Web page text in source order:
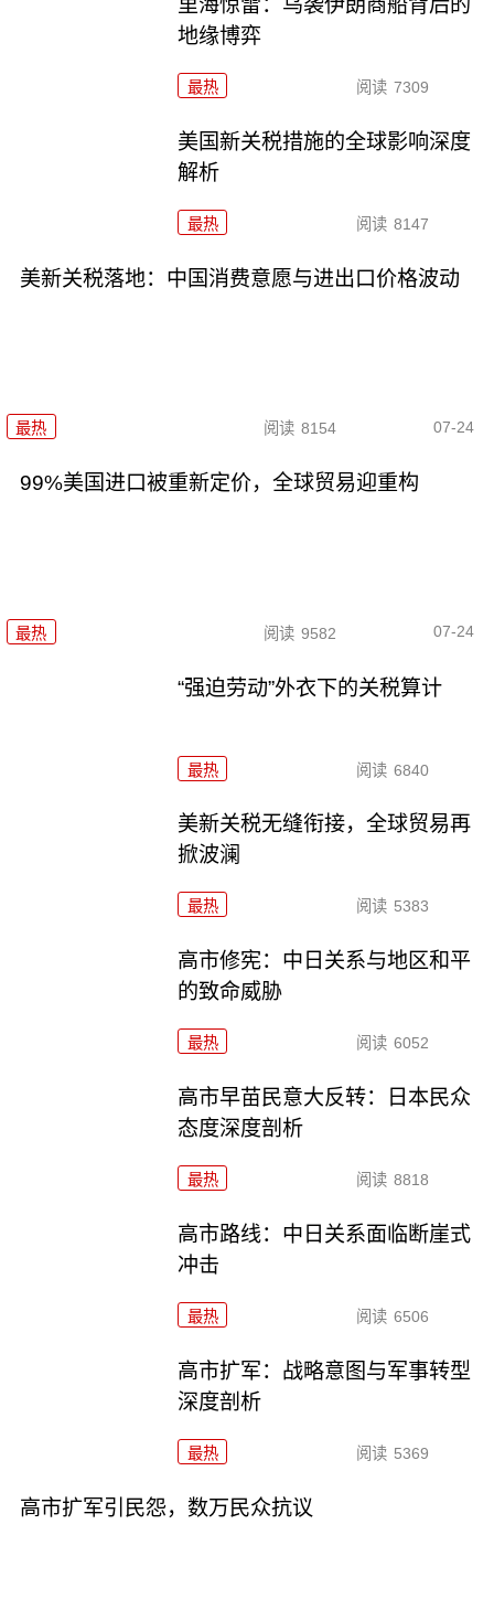
里海惊雷：乌袭伊朗商船背后的
地缘博弈
最热 阅读 7309
美国新关税措施的全球影响深度
解析
最热 阅读 8147
美新关税落地：中国消费意愿与进出口价格波动
最热 阅读 8154 07-24
99%美国进口被重新定价，全球贸易迎重构
最热 阅读 9582 07-24
“强迫劳动”外衣下的关税算计
最热 阅读 6840
美新关税无缝衔接，全球贸易再
掀波澜
最热 阅读 5383
高市修宪：中日关系与地区和平
的致命威胁
最热 阅读 6052
高市早苗民意大反转：日本民众
态度深度剖析
最热 阅读 8818
高市路线：中日关系面临断崖式
冲击
最热 阅读 6506
高市扩军：战略意图与军事转型
深度剖析
最热 阅读 5369
高市扩军引民怨，数万民众抗议